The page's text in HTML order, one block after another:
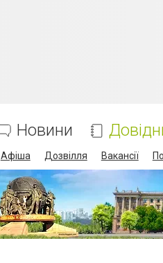
Новини
Афіша Дозвілля Вакансії